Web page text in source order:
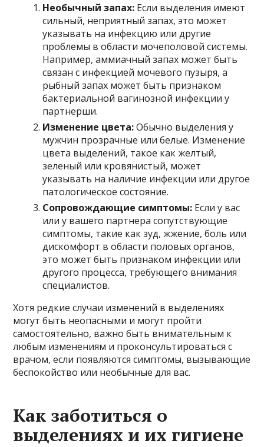
Необычный запах: Если выделения имеют
сильный, неприятный запах, это может
указывать на инфекцию или другие
проблемы в области мочеполовой системы.
Например, аммиачный запах может быть
связан с инфекцией мочевого пузыря, а
рыбный запах может быть признаком
бактериальной вагинозной инфекции у
партнерши.
Изменение цвета:Обычно выделения у
мужчин прозрачные или белые. Изменение
цвета выделений, такое как желтый,
зеленый или кровянистый, может
указывать на наличие инфекции или другое
патологическое состояние.
Сопровождающие симптомы: Если у вас
или у вашего партнера сопутствующие
симптомы, такие как зуд, жжение, боль или
дискомфорт в области половых органов,
это может быть признаком инфекции или
другого процесса, требующего внимания
специалистов.
Хотя редкие случаи изменений в выделениях
могут быть неопасными и могут пройти
самостоятельно, важно быть внимательным к
любым изменениям и проконсультироваться с
врачом, если появляются симптомы, вызывающие
беспокойство или необычные для вас.
Как заботиться о
выделениях и их гигиене